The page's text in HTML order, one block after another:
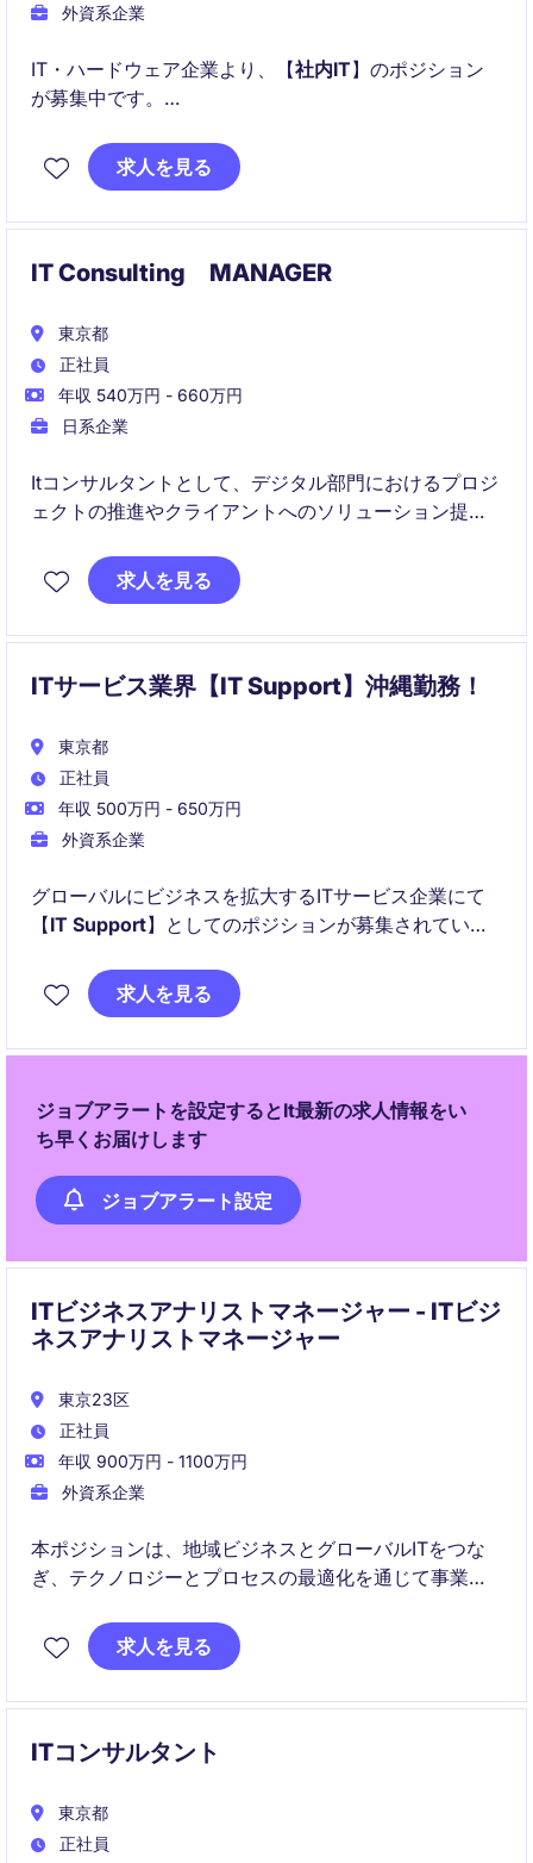
外資系企業
IT・ハードウェア企業より、【社内IT】のポジション
が募集中です。
以下のことが主に得られます：
求人を見る
IT Consulting MANAGER
東京都
正社員
年収 540万円 - 660万円
日系企業
Itコンサルタントとして、デジタル部門におけるプロジ
ェクトの推進やクライアントへのソリューション提供
ー業界での専門性を活かして業務に取り組んでいただ
きます。
求人を見る
ITサービス業界【IT Support】沖縄勤務！
東京都
正社員
年収 500万円 - 650万円
外資系企業
グローバルにビジネスを拡大するITサービス企業にて
【IT Support】としてのポジションが募集されていま
以下のことを得られます！：
求人を見る
ジョブアラートを設定するとIt最新の求人情報をい
ち早くお届けします
ジョブアラート設定
ITビジネスアナリストマネージャー - ITビジ
ネスアナリストマネージャー
東京23区
正社員
年収 900万円 - 1100万円
外資系企業
本ポジションは、地域ビジネスとグローバルITをつな
ぎ、テクノロジーとプロセスの最適化を通じて事業価
Salesforceを中心としたCRM、分析、プロジェクト推
求人を見る
ITコンサルタント
東京都
正社員